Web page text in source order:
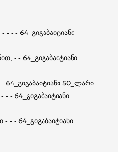
- - 64_გიგაბაიტიანი
- - 64_გიგაბაიტიანი
64_გიგაბაიტიანი 50_ლარი.
- - 64_გიგაბაიტიანი
- - - 64_გიგაბაიტიანი